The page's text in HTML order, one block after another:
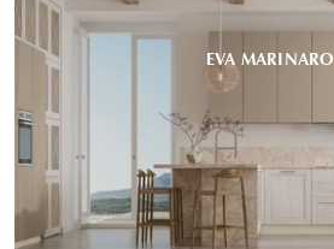
EVA MARINARO